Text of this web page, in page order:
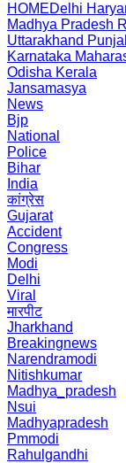
HOMEDelhi
Madhya Pradesh
Uttarakhand
Karnataka
Odisha Kerala
Jansamasya
News
Bjp
National
Police
Bihar
India
कांग्रेस
Gujarat
Accident
Congress
Modi
Delhi
Viral
मारपीट
Jharkhand
Breakingnews
Narendramodi
Nitishkumar
Madhya_pradesh
Nsui
Madhyapradesh
Pmmodi
Rahulgandhi